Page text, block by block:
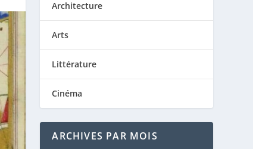
Architecture
Arts
Littérature
Cinéma
ARCHIVES PAR MOIS